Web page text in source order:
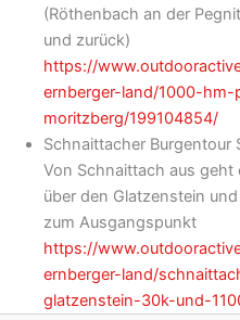
(Röthenbach an der
und zurück)
https://
ernberger-land/1000-hm-
moritzberg/199104854/
Schnaittacher Burgentour
Von Schnaittach aus geht
über den Glatzenstein
zum Ausgangspunkt
https://
ernberger-land/
glatzenstein-30k-und-